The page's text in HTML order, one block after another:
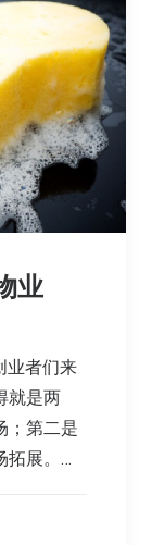
业
业者们来
就是两
；第二是
拓展。…